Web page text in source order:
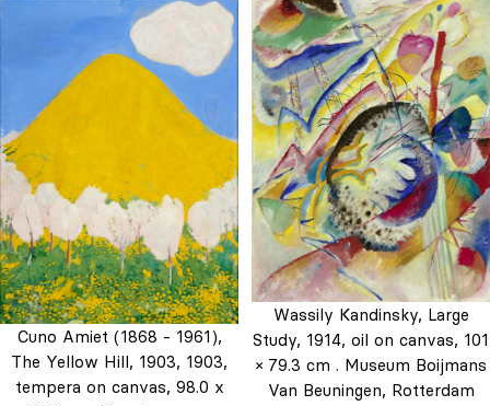
Cuno Amiet (1868 - 1961),
The Yellow Hill, 1903, 1903,
tempera on canvas, 98.0 x
Wassily Kandinsky, Large
Study, 1914, oil on canvas, 101
× 79.3 cm . Museum Boijmans
Van Beuningen, Rotterdam